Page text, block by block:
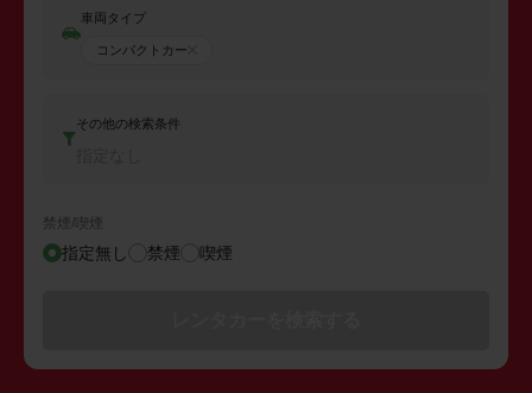
車両タイプ
コンパクトカー
その他の検索条件
禁煙/喫煙
指定無し 禁煙 喫煙